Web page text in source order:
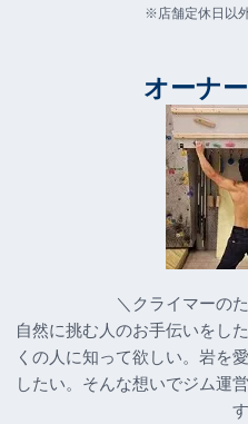
※店舗定休日以
オーナ
＼クライマーの
自然に挑む人のお手伝いをし
くの人に知って欲しい。岩を
したい。そんな想いでジム運
す